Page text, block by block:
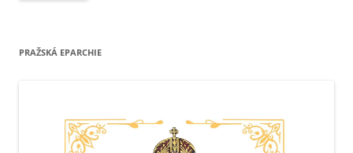
PRAŽSKÁ EPARCHIE